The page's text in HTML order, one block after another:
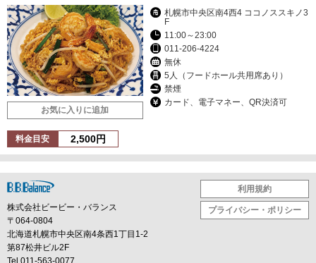
お気に入りに追加
札幌市中央区南4西4 ココノススキノ3
F
11:00～23:00
011-206-4224
無休
5人（フードホール共用席あり）
禁煙
カード、電子マネー、QR決済可
料金目安 2,500円
株式会社ビービー・バランス
〒064-0804
北海道札幌市中央区南4条西1丁目1-2
第87松井ビル2F
利用規約
プライバシー・ポリシー